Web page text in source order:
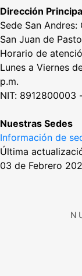
Dirección
Sede San
San Juan de
Horario de
Lunes a Viernes
p.m.
NIT: 8912800003
Nuestras Sedes
Información de
Última
03 de Febrero